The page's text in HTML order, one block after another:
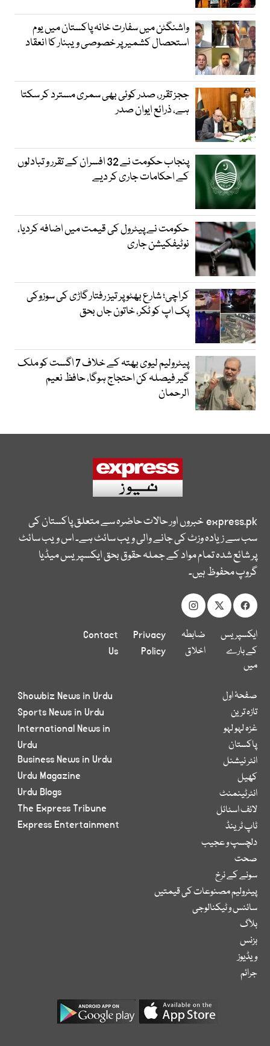
واشنگٹن میں سفارت خانہ پاکستان میں یوم
استحصال کشمیر پر خصوصی ویبنار کا انعقاد
ججز تقرر، صدر کوئی بھی سمری مسترد کر سکتا
ہے، ذرائع ایوان صدر
پنجاب حکومت نے 32 افسران کے تقرر و تبادلوں
کے احکامات جاری کر دیے
حکومت نے پیٹرول کی قیمت میں اضافہ کردیا،
نوٹیفکیشن جاری
کراچی؛ شارع بھٹو پر تیز رفتار گاڑی کی سوزوکی
پک اپ کو ٹکر، خاتون جاں بحق
پیٹرولیم لیوی بھتہ کے خلاف 7 اگست کو ملک
گیر فیصلہ کن احتجاج ہوگا، حافظ نعیم
الرحمان
express.pkخبروں اور حالات حاضرہ سے متعلق پاکستان کی
سب سے زیادہ وزٹ کی جانے والی ویب سائٹ ہے۔ اس ویب سائٹ
پر شائع شدہ تمام مواد کے جملہ حقوق بحق ایکسپریس میڈیا
گروپ محفوظ ہیں۔
ایکسپریس
کے بارے
میں
ضابطہ
اخلاق
Privacy
Policy
Contact
Us
صفحۂ اول
تازہ ترین
غزہ لہو لہو
پاکستان
انٹر نیشنل
کھیل
انٹرٹینمنٹ
لائف اسٹائل
ٹاپ ٹرینڈ
دلچسپ و عجیب
صحت
سونے کے نرخ
پیٹرولیم مصنوعات کی قیمتیں
سائنس و ٹیکنالوجی
بلاگ
بزنس
ویڈیوز
جرائم
Showbiz News in Urdu
Sports News in Urdu
International News in
Urdu
Business News in Urdu
Urdu Magazine
Urdu Blogs
The Express Tribune
Express Entertainment